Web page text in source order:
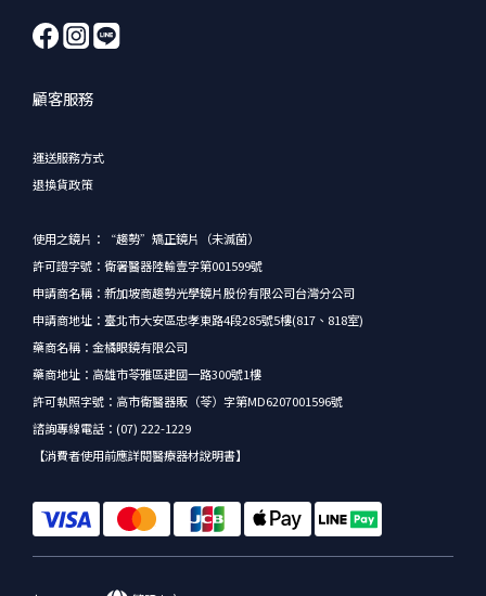
顧客服務
運送服務方式
退換貨政策
使用之鏡片：“趨勢”矯正鏡片（未滅菌）
許可證字號：衛署醫器陸輸壹字第001599號
申請商名稱：新加坡商趨勢光學鏡片股份有限公司台灣分公司
申請商地址：臺北市大安區忠孝東路4段285號5樓(817、818室)
藥商名稱：金橘眼鏡有限公司
藥商地址：高雄市苓雅區建國一路300號1樓
許可執照字號：高市衛醫器販（苓）字第MD6207001596號
諮詢專線電話：(07) 222-1229
【消費者使用前應詳閱醫療器材說明書】